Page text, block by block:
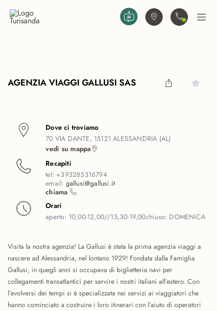
Trova agenziaContattaciApri
AGENZIA VIAGGI GALLUSI SAS
Dove ci troviamo
70 VIA DANTE, 15121 ALESSANDRIA (AL)
vedi su mappa
Recapiti
tel: +393285316794
email: gallusi@gallusi.it
chiama
Orari
aperto: 10,00-12,00//15,30-19,00chiuso: DOMENICA
Visita la nostra agenzia! La Gallusi è stata la prima agenzia viaggi a
nascere ad Alessandria, nel lontano 1929! Fondata dalla Famiglia
Gallusi, in quegli anni si occupava di biglietteria navi per
collegamenti transatlantici per servire i nostri italiani all’estero. Con
l’evolversi dei tempi si è specializzata nei servizi ai viaggiatori che
hanno cominciato a costruire i loro itinerari con l’aiuto di operatori